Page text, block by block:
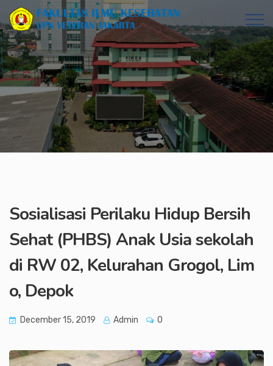
Sosialisasi Perilaku Hidup Bersih
Sehat (PHBS) Anak Usia sekolah
di RW 02, Kelurahan Grogol, Lim
o, Depok
December 15, 2019 Admin 0